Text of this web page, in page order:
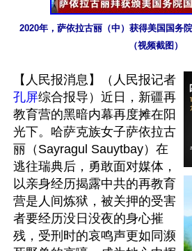
2020年，萨依拉古丽（中）获得美国国务
（视频截图）
【人民报消息】（人民报记者
孔屏综合报导）近日，新疆再
教育营的黑暗内幕再度摊在阳
光下。哈萨克族女子萨依拉古
丽（Sayragul Sauytbay）在
逃往瑞典后，勇敢面对媒体，
以亲身经历揭露中共的再教育
营是人间炼狱，被关押的受害
者要经历没日没夜的身心摧
残，受刑时的哀鸣声更如同濒